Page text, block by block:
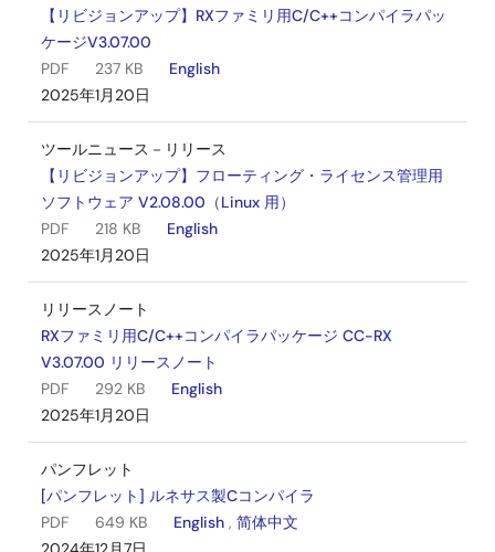
【リビジョンアップ】RXファミリ用C/C++コンパイラパッ
ケージV3.07.00
PDF
237 KB
English
2025年1月20日
ツールニュース－リリース
【リビジョンアップ】フローティング・ライセンス管理用
ソフトウェア V2.08.00（Linux 用）
PDF
218 KB
English
2025年1月20日
リリースノート
RXファミリ用C/C++コンパイラパッケージ CC-RX
V3.07.00 リリースノート
PDF
292 KB
English
2025年1月20日
パンフレット
[パンフレット] ルネサス製Cコンパイラ
PDF
649 KB English , 简体中文